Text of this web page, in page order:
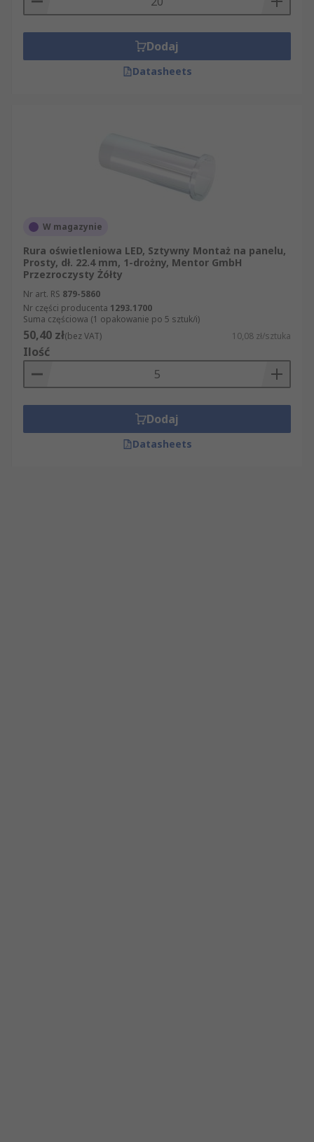
Dodaj
Datasheets
W magazynie
Rura oświetleniowa LED, Sztywny Montaż na panelu,
Prosty, dł. 22.4 mm, 1-drożny, Mentor GmbH
Przezroczysty Żółty
Nr art. RS 879-5860
Nr części producenta 1293.1700
Suma częściowa (1 opakowanie po 5 sztuk/i)
50,40 zł(bez VAT) 10,08 zł/sztuka
Ilość
Dodaj
Datasheets